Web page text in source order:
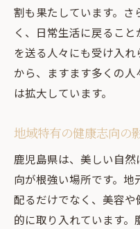
施術中のリラ
利用者のスト
脂肪冷却と伝統的
脂肪冷却の科
伝統的ダイエ
脂肪細胞への
ダイエット成
脂肪冷却の導
鹿児島県での脂肪
割も果たしています。
く、日常生活に戻るこ
を送る人々にも受け入
から、ますます多くの
は拡大しています。
地域特有の健康志向の
鹿児島県は、美しい自
向が根強い場所です。
配るだけでなく、美容
的に取り入れています